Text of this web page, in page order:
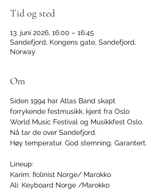
Tid og sted
13. juni 2026, 16:00 – 16:45
Sandefjord, Kongens gate, Sandefjord,
Norway
Om
Siden 1994 har Atlas Band skapt
forrykende festmusikk, kjent fra Oslo
World Music Festival og Musikkfest Oslo.
Nå tar de over Sandefjord.
Høy temperatur. God stemning. Garantert.
Lineup:
Karim: fiolinist Norge/ Marokko
Ali: Keyboard Norge /Marokko